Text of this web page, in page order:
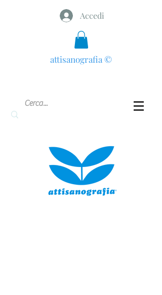
Accedi
attisanografia ©